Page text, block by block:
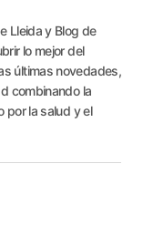
Lleida y Blog de
lo mejor del
últimas novedades,
combinando la
por la salud y el